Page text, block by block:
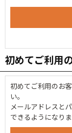
初めてご利用
初めてご利用のお
い。
メールアドレスと
できるようになりま